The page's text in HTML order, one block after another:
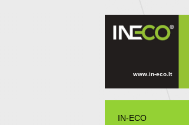
Skladací stojan na mobil
www.in-eco.lt
IN-ECO